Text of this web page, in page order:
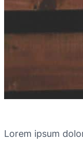
Lorem ipsum